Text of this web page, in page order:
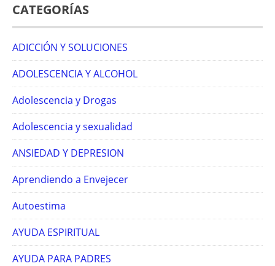
CATEGORÍAS
ADICCIÓN Y SOLUCIONES
ADOLESCENCIA Y ALCOHOL
Adolescencia y Drogas
Adolescencia y sexualidad
ANSIEDAD Y DEPRESION
Aprendiendo a Envejecer
Autoestima
AYUDA ESPIRITUAL
AYUDA PARA PADRES